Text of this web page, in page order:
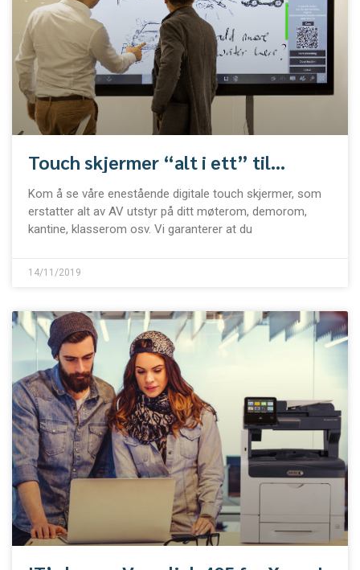
Touch skjermer “alt i ett” til
møterom, kantine og demorom osv
Kom å se våre enestående digitale touch skjermer, som
erstatter alt av AV utstyr på ditt møterom, demorom,
kantine, klasserom osv. Vi garanterer at du
14/11/2019